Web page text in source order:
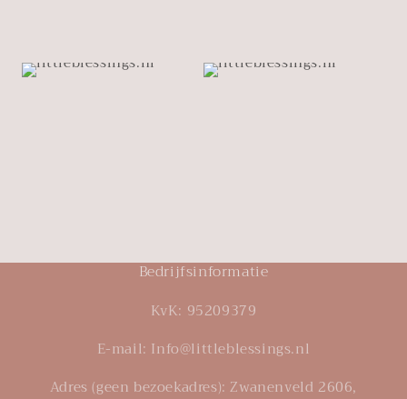
Bedrijfsinformatie
KvK: 95209379
E-mail: Info@littleblessings.nl
Adres (geen bezoekadres): Zwanenveld 2606,